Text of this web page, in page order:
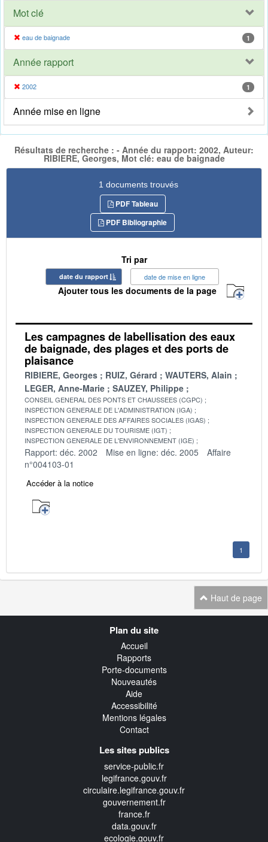
Mot clé
eau de baignade 1
Année rapport
2002 1
Année mise en ligne
Résultats de recherche : - Année du rapport: 2002, Auteur:
RIBIERE, Georges, Mot clé: eau de baignade
1 documents trouvés
PDF Tableau
PDF Bibliographie
Tri par
date du rapport date de mise en ligne
Ajouter tous les documents de la page
Les campagnes de labellisation des eaux
de baignade, des plages et des ports de
plaisance
RIBIERE, Georges RUIZ, Gérard
WAUTERS, Alain
LEGER, Anne-Marie
SAUZEY, Philippe
CONSEIL GENERAL DES PONTS ET CHAUSSEES (CGPC)
INSPECTION GENERALE DE L'ADMINISTRATION (IGA)
INSPECTION GENERALE DES AFFAIRES SOCIALES (IGAS)
INSPECTION GENERALE DU TOURISME (IGT)
INSPECTION GENERALE DE L'ENVIRONNEMENT (IGE)
Rapport: déc. 2002 Mise en ligne: déc. 2005
Affaire
n°004103-01
Accéder à la notice
1
Haut de page
Plan du site
Accueil
Rapports
Porte-documents
Nouveautés
Aide
Accessibilité
Mentions légales
Contact
Les sites publics
service-public.fr
legifrance.gouv.fr
circulaire.legifrance.gouv.fr
gouvernement.fr
france.fr
data.gouv.fr
ecologie.gouv.fr